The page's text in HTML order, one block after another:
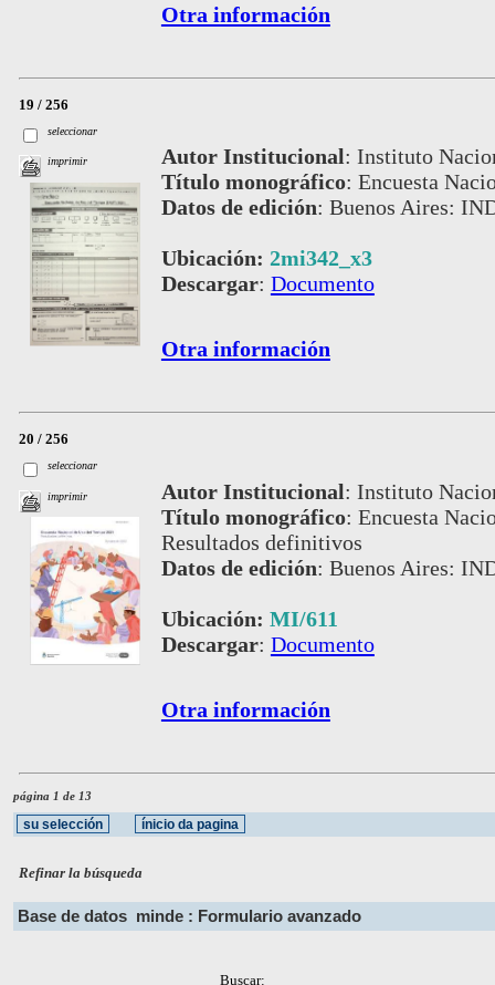
Otra información
19 / 256
seleccionar
imprimir Autor Institucional: Instituto
Título monográfico: Encuesta
Datos de edición: Buenos Aires:
Ubicación: 2mi342_x3
Descargar: Documento
Otra información
20 / 256
seleccionar
imprimir Autor Institucional: Instituto
Título monográfico: Encuesta
Resultados definitivos
Datos de edición: Buenos Aires:
Ubicación: MI/611
Descargar: Documento
Otra información
página 1 de 13
Refinar la búsqueda
Base de datos minde : Formulario avanzado
Buscar: